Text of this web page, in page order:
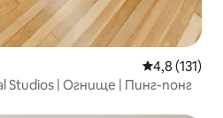
Средна
4,8 (131)
Studios | Огнище | Пинг-понг